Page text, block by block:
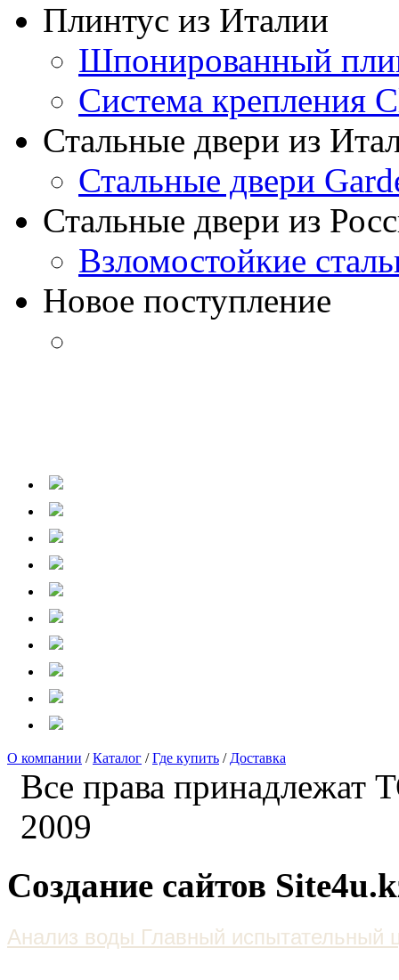
Плинтус из Италии
Шпонированный
Система крепления
Стальные двери из
Стальные двери
Стальные двери из
Взломостойкие
Новое поступление
О компании /Каталог /Где купить / Доставка
Все права
2009
Создание сайтов
Анализ воды Главный испытательный